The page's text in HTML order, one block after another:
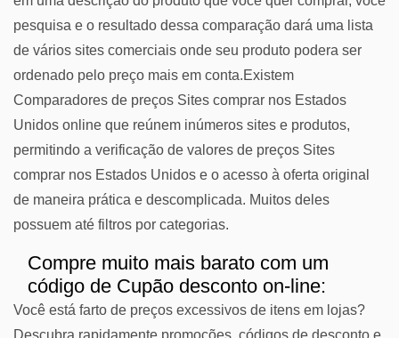
pesquisa e o resultado dessa comparação dará uma lista
de vários sites comerciais onde seu produto podera ser
ordenado pelo preço mais em conta.Existem
Comparadores de preços Sites comprar nos Estados
Unidos online que reúnem inúmeros sites e produtos,
permitindo a verificação de valores de preços Sites
comprar nos Estados Unidos e o acesso à oferta original
de maneira prática e descomplicada. Muitos deles
possuem até filtros por categorias.
Compre muito mais barato com um
código de Cupão desconto on-line:
Você está farto de preços excessivos de itens em lojas?